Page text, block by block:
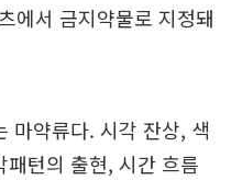
에서 금지약물로 지정돼
마약류다. 시각 잔상, 색
턴의 출현, 시간 흐름